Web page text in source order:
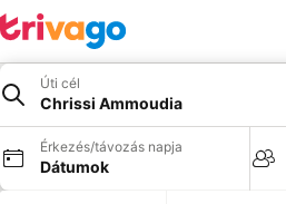
Úti cél
Chrissi Ammoudia
Érkezés/távozás napja
Dátumok